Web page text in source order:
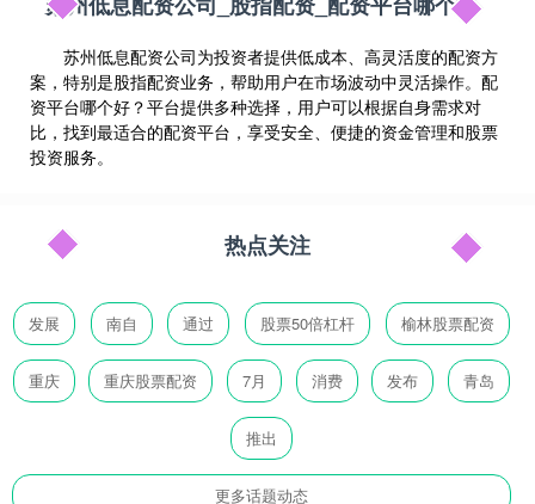
苏州低息配资公司为投资者提供低成本、高灵活度的配资方
案，特别是股指配资业务，帮助用户在市场波动中灵活操作。配
资平台哪个好？平台提供多种选择，用户可以根据自身需求对
比，找到最适合的配资平台，享受安全、便捷的资金管理和股票
投资服务。
热点关注
发展 南自 通过 股票50倍杠杆 榆林股票配资
重庆 重庆股票配资 7月 消费 发布 青岛
推出
更多话题动态